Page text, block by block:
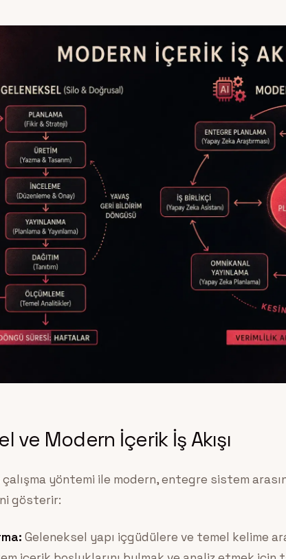
ve Modern İçerik İş Akışı
çalışma yöntemi ile modern, entegre sistem
gösterir:
Geleneksel yapı içgüdülere ve temel kelime